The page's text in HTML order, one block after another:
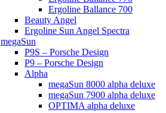
Ergoline Ballance 700
Beauty Angel
Ergoline Sun Angel Spectra
megaSun
P9S – Porsche Design
P9 – Porsche Design
Alpha
megaSun 8000 alpha deluxe
megaSun 7900 alpha deluxe
OPTIMA alpha deluxe